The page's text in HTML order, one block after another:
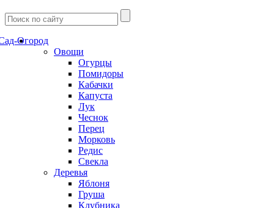
Огород
Овощи
Огурцы
Помидоры
Кабачки
Капуста
Лук
Чеснок
Перец
Морковь
Редис
Свекла
Деревья
Яблоня
Груша
Клубника